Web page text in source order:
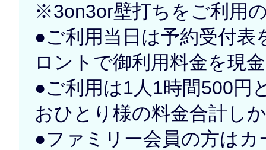
※3on3or壁打ちをご利用
●ご利用当日は予約受付
ロントで御利用料金を現
●ご利用は1人1時間500円
おひとり様の料金合計し
●ファミリー会員の方は